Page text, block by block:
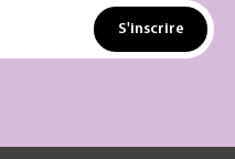
S'inscrire